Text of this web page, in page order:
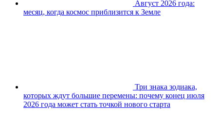
Август 2026 года:
месяц, когда космос приблизится к Земле
Три знака зодиака,
которых ждут большие перемены: почему конец июля
2026 года может стать точкой нового старта